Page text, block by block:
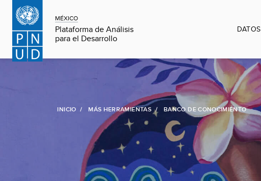
MÉXICO
Plataforma de Análisis
para el Desarrollo
DATOS
INICIO MÁS HERRAMIENTAS BANCO DE CONOCIMIENTO